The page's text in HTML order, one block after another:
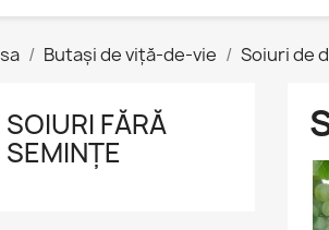
Butași de viță-de-vie Soiuri de
SOIURI FĂRĂ
SEMINȚE